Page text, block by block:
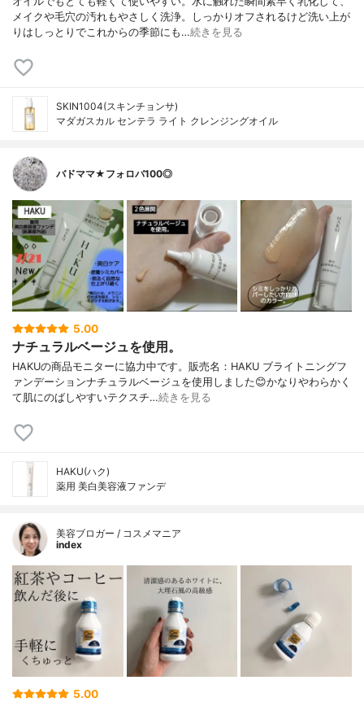
メイクや毛穴の汚れもやさしく洗浄。しっかりオフされるけど洗い上が
りはしっとりでこれからの季節にも…続きを見る
SKIN1004(スキンチョンサ)
マダガスカル センテラ ライト クレンジングオイル
バドママ★フォロバ100◎
5.00
ナチュラルベージュを使用。
HAKUの商品モニターに協力中です。販売名：HAKU ブライトニングフ
ァンデーションナチュラルベージュを使用しました😊かなりやわらかく
て肌にのばしやすいテクスチ…続きを見る
HAKU(ハク)
薬用 美白美容液ファンデ
美容ブロガー / コスメマニア
index
5.00